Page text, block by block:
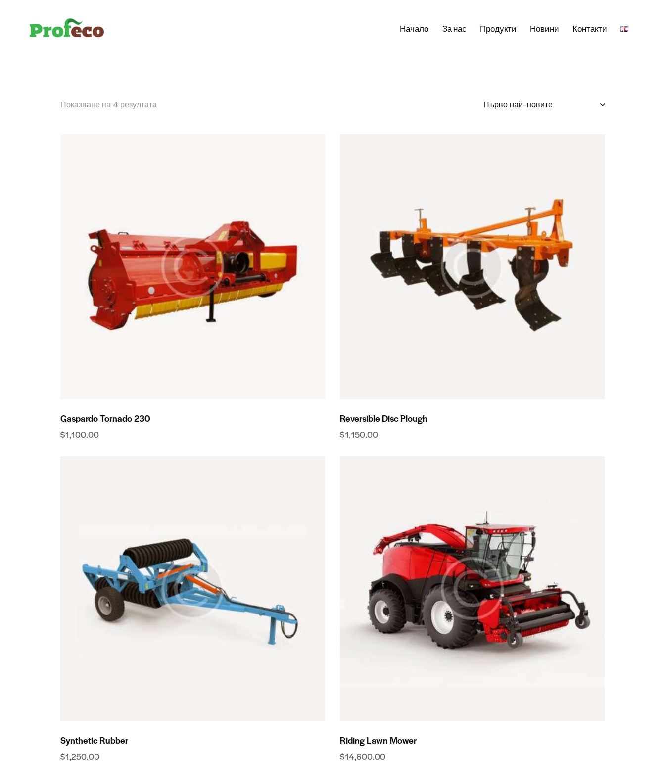
Начало За нас Продукти Новини Контакти
Показване на 4 резултата
Gaspardo Tornado 230
$1,100.00
Reversible Disc Plough
$1,150.00
Synthetic Rubber
$1,250.00
Riding Lawn Mower
$14,600.00